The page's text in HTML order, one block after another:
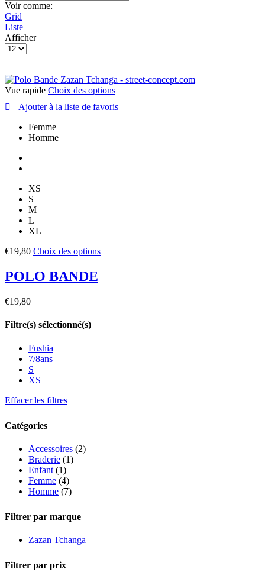
Voir comme:
Grid
Liste
Afficher
Products
Vue rapide Choix des options
Ajouter à la liste de favoris
Femme
Homme
XS
S
M
L
XL
€19,80 Choix des options
POLO BANDE
€19,80
Filtre(s) sélectionné(s)
Fushia
7/8ans
S
XS
Effacer les filtres
Catégories
Accessoires (2)
Braderie (1)
Enfant (1)
Femme (4)
Homme (7)
Filtrer par marque
Zazan Tchanga
Filtrer par prix